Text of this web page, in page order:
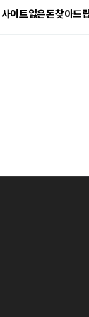
이트잃은돈찾아드